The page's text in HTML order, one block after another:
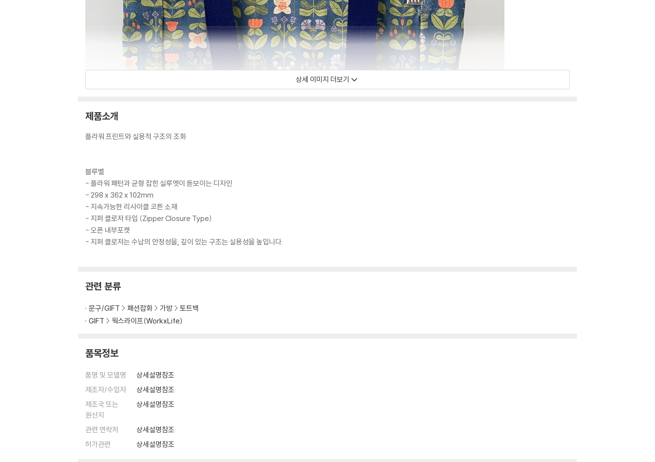
상세 이미지 더보기
제품소개
플라워 프린트와 실용적 구조의 조화
블루벨
- 플라워 패턴과 균형 잡힌 실루엣이 돋보이는 디자인
- 298 x 362 x 102mm
- 지속가능한 리사이클 코튼 소재
- 지퍼 클로저 타입 (Zipper Closure Type)
- 오픈 내부포켓
- 지퍼 클로저는 수납의 안정성을, 깊이 있는 구조는 실용성을 높입니다.
관련 분류
문구/GIFT 패션잡화 가방
토트백
GIFT
웍스라이프(WorkxLife)
품목정보
품명 및 모델명
상세설명참조
제조자/수입자
상세설명참조
제조국 또는
원산지
상세설명참조
관련 연락처
상세설명참조
허가관련
상세설명참조